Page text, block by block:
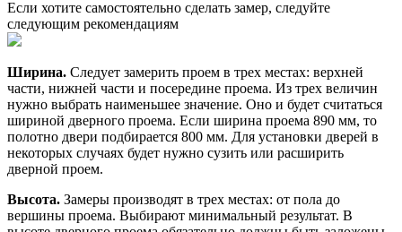
Если хотите самостоятельно сделать замер, следуйте
следующим рекомендациям
Ширина. Следует замерить проем в трех местах: верхней
части, нижней части и посередине проема. Из трех величин
нужно выбрать наименьшее значение. Оно и будет считаться
шириной дверного проема. Если ширина проема 890 мм, то
полотно двери подбирается 800 мм. Для установки дверей в
некоторых случаях будет нужно сузить или расширить
дверной проем.
Высота. Замеры производят в трех местах: от пола до
вершины проема. Выбирают минимальный результат. В